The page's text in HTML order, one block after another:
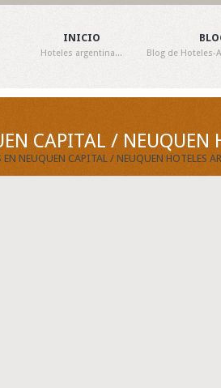
INICIO
Hoteles argentina... Blog de Hoteles-
CAPITAL / NEUQUEN
NEUQUEN CAPITAL / NEUQUEN HOTELES